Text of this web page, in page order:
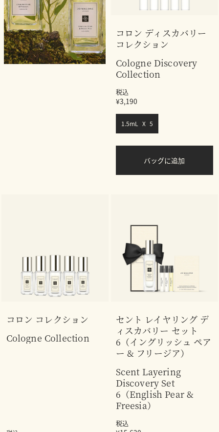
コロン ディスカバリー
コレクション
Cologne Discovery
Collection
税込
¥3,190
1.5mL X 5
バッグに追加
コロン コレクション
Cologne Collection
セント レイヤリング デ
ィスカバリー セット
6（イングリッシュ ペア
ー & フリージア）
Scent Layering
Discovery Set
6（English Pear &
Freesia）
税込